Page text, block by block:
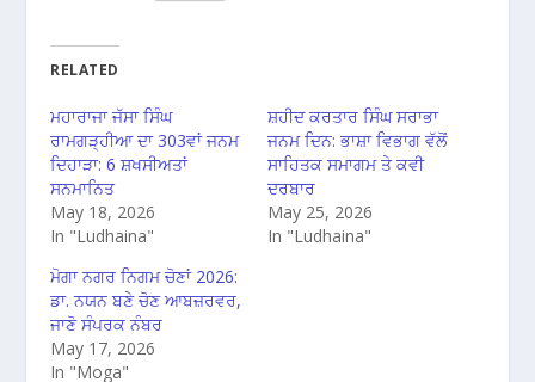
RELATED
ਮਹਾਰਾਜਾ ਜੱਸਾ ਸਿੰਘ
ਰਾਮਗੜ੍ਹੀਆ ਦਾ 303ਵਾਂ ਜਨਮ
ਦਿਹਾੜਾ: 6 ਸ਼ਖਸੀਅਤਾਂ
ਸਨਮਾਨਿਤ
May 18, 2026
In "Ludhaina"
ਸ਼ਹੀਦ ਕਰਤਾਰ ਸਿੰਘ ਸਰਾਭਾ
ਜਨਮ ਦਿਨ: ਭਾਸ਼ਾ ਵਿਭਾਗ ਵੱਲੋਂ
ਸਾਹਿਤਕ ਸਮਾਗਮ ਤੇ ਕਵੀ
ਦਰਬਾਰ
May 25, 2026
In "Ludhaina"
ਮੋਗਾ ਨਗਰ ਨਿਗਮ ਚੋਣਾਂ 2026:
ਡਾ. ਨਯਨ ਬਣੇ ਚੋਣ ਆਬਜ਼ਰਵਰ,
ਜਾਣੋ ਸੰਪਰਕ ਨੰਬਰ
May 17, 2026
In "Moga"